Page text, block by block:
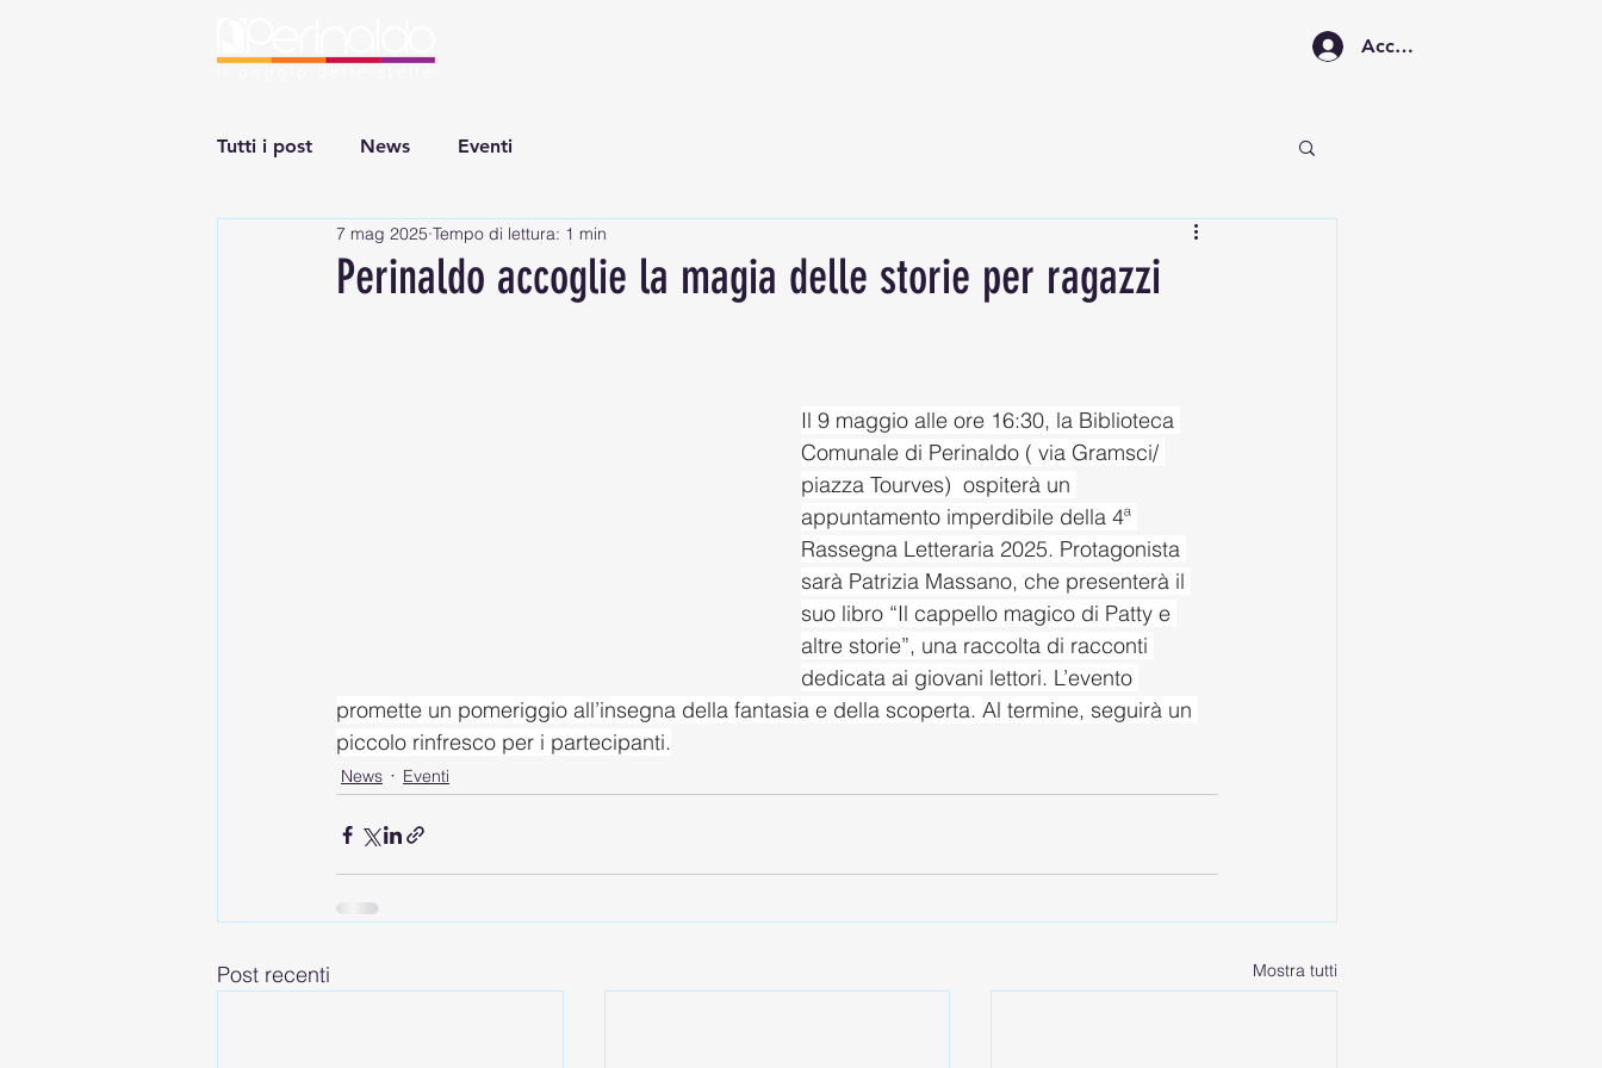
Accedi
Tutti i post News Eventi
Perinaldo accoglie la magia delle storie per ragazzi
7 mag 2025 Tempo di lettura: 1 min
Il 9 maggio alle ore 16:30, la Biblioteca
Comunale di Perinaldo ( via Gramsci/
piazza Tourves)  ospiterà un
appuntamento imperdibile della 4ª
Rassegna Letteraria 2025. Protagonista
sarà Patrizia Massano, che presenterà il
suo libro “Il cappello magico di Patty e
altre storie”, una raccolta di racconti
dedicata ai giovani lettori. L’evento
promette un pomeriggio all’insegna della fantasia e della scoperta. Al termine, seguirà un
piccolo rinfresco per i partecipanti.
News Eventi
Post recenti Mostra tutti